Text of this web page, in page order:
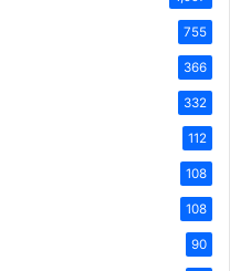
755
366
332
112
108
108
90